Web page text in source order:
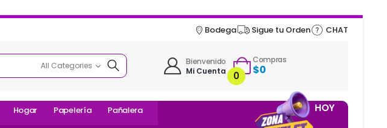
Bodega Sigue tu Orden CHAT
All Categories
Bienvenido
Mi Cuenta
0
Compras
$0
Hogar Papelería Pañalera HOY